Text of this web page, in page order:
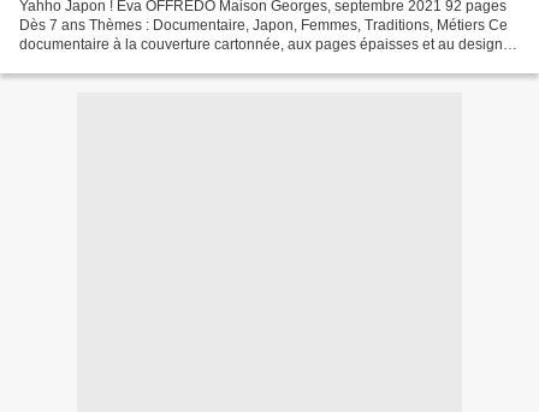
Yahho Japon ! Eva OFFREDO Maison Georges, septembre 2021 92 pages
Dès 7 ans Thèmes : Documentaire, Japon, Femmes, Traditions, Métiers Ce
documentaire à la couverture cartonnée, aux pages épaisses et au design